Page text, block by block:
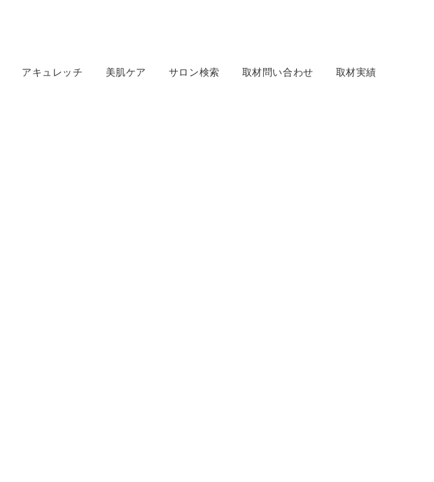
アキュレッチ 美肌ケア サロン検索 取材問い合わせ 取材実績